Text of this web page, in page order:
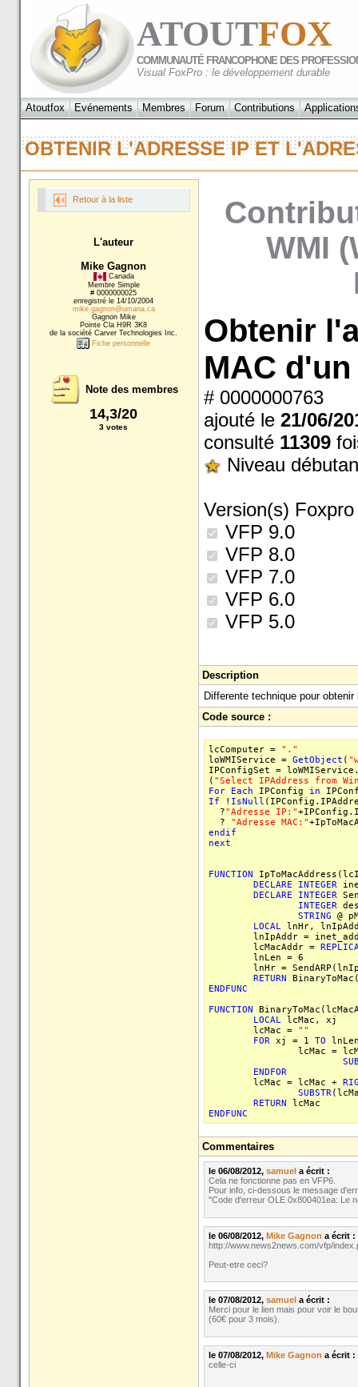
ATOUTFOX
COMMUNAUTÉ FRANCOPHONE DES
Visual FoxPro : le développement durable
Atoutfox Evénements Membres Forum Contributions
OBTENIR L'ADRESSE IP ET
Retour à la liste
L'auteur
Mike Gagnon
Canada
Membre Simple
# 0000000025
enregistré le 14/10/2004
mike.gagnon@umana.ca
Gagnon Mike
Pointe Cla H9R 3K8
de la société Carver Technologies Inc.
Fiche personnelle
Note des membres
14,3/20
3 votes
WMI
Obtenir
MAC
# 0000000763
ajouté le 21/06/
consulté 11309
Niveau
Version(s)
VFP 9.0
VFP 8.0
VFP 7.0
VFP 6.0
VFP 5.0
Description
Differente technique pour
Code source :
lcComputer =
"."
loWMIService = GetObject (
IPConfigSet =
( "Select IPAddress from
For
Each IPConfig in
If ! IsNull
?"Adresse IP:"
?
"Adresse MAC:"
endif
next
FUNCTION
DECLARE
INTEGER
DECLARE
INTEGER
INTEGER
STRING @
LOCALlnHr,
lnIpAddr =
lcMacAddr =
lnLen = 6
lnHr =
RETURN
ENDFUNC
FUNCTION
LOCALlcMac, xj
lcMac =
""
FORxj = 1 TO
lcMac =
ENDFOR
lcMac = lcMac +
SUBSTR
RETURN lcMac
ENDFUNC
Commentaires
le 06/08/2012, samuela écrit :
Cela ne fonctionne pas en VFP6.
Pour info, ci-dessous le message
"Code d'erreur OLE 0x800401ea: Le
le 06/08/2012, Mike Gagnon a écrit :
http://www.news2news.com/vfp/
Peut-etre ceci?
le 07/08/2012, samuel a écrit :
Merci pour le lien mais pour voir le
(60€ pour 3 mois).
le 07/08/2012, Mike Gagnon a écrit :
celle-ci